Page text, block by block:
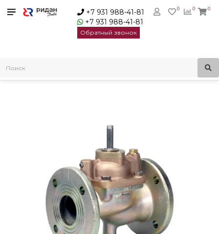
+7 931 988-41-81
+7 931 988-41-81
Обратный звонок
0
0 0
Электромагнитные клапаны
закрытый Ду40 1 1/2 В | 032U458502